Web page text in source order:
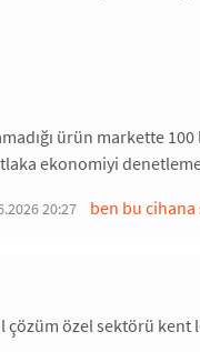
ürün markette
ekonomiyi
ben bu cihana
20:27
özel sektörü kent